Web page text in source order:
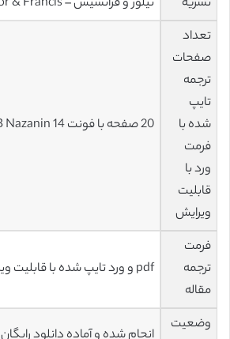
تعداد
صفحات
ترجمه
تایپ
شده با
فرمت
ورد با
قابلیت
ویرایش
20 صفحه با فونت 14 B Nazanin
فرمت
ترجمه
مقاله
pdf و ورد تایپ شده با قابلیت ویرایش
وضعیت
انجام شده و آماده دانلود رایگان